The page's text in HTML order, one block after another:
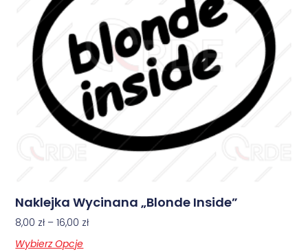
Naklejka Wycinana „Blonde Inside”
8,00 zł – 16,00 zł
Wybierz Opcje